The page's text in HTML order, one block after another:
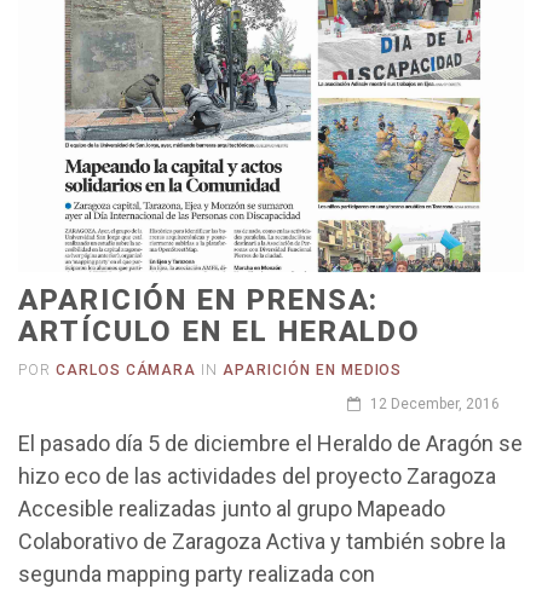
APARICIÓN EN PRENSA:
ARTÍCULO EN EL HERALDO
POR CARLOS CÁMARA INAPARICIÓN EN MEDIOS
12 December, 2016
El pasado día 5 de diciembre el Heraldo de Aragón se
hizo eco de las actividades del proyecto Zaragoza
Accesible realizadas junto al grupo Mapeado
Colaborativo de Zaragoza Activa y también sobre la
segunda mapping party realizada con